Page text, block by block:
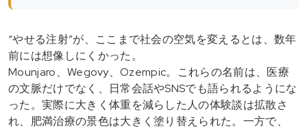
“やせる注射”が、ここまで社会の空気を変えるとは、数年
前には想像しにくかった。
Mounjaro、Wegovy、Ozempic。これらの名前は、医療
の文脈だけでなく、日常会話やSNSでも語られるようにな
った。実際に大きく体重を減らした人の体験談は拡散さ
れ、肥満治療の景色は大きく塗り替えられた。一方で、